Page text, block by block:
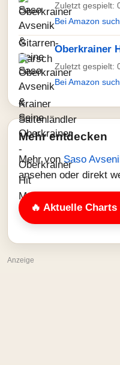
Zuletzt gespielt:
Bei Amazon
Oberkrainer
Zuletzt gespielt:
Bei Amazon
Mehr entdecken
Mehr von Saso
ansehen oder direkt
🔥 Aktuelle
Anzeige